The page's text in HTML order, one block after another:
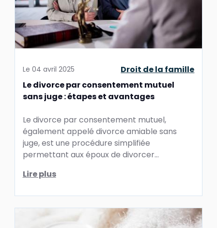
Le 04 avril 2025
Droit de la famille
Le divorce par consentement mutuel
sans juge : étapes et avantages
Le divorce par consentement mutuel,
également appelé divorce amiable sans
juge, est une procédure simplifiée
permettant aux époux de divorcer
...
Lire plus